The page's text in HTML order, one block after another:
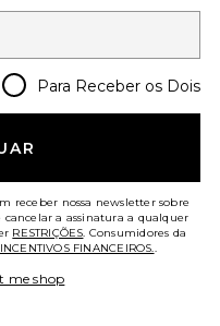
Para Receber os Dois
receber nossa newsletter sobre
cancelar a assinatura a qualquer
RESTRIÇÕES. Consumidores da
FINANCEIROS..
me shop